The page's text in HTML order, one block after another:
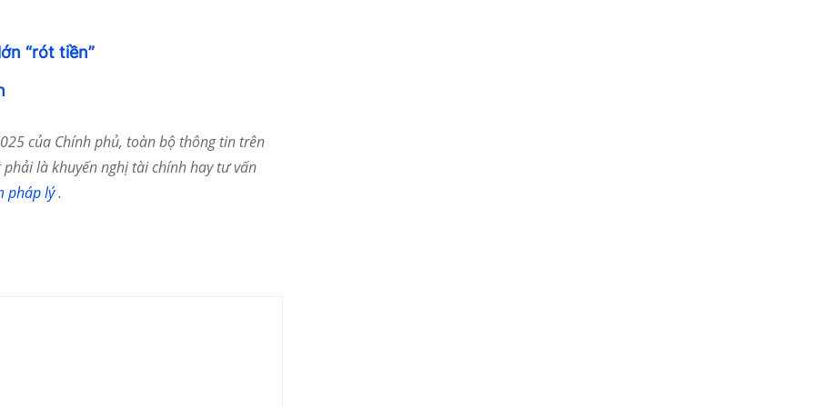
“rót tiền”
của Chính phủ, toàn bộ thông tin trên
là khuyến nghị tài chính hay tư vấn
pháp lý.